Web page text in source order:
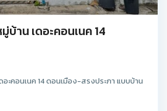
บ้าน เดอะคอนเนค 14
อะคอนเนค 14 ดอนเมือง-สรงประภา แบบบ้าน